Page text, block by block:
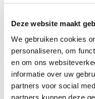
Deze website maakt
We gebruiken cookies
personaliseren, om
en om ons
informatie over uw
partners voor social
partners kunnen deze
Elke maand plaatst het
bijzonder archiefstuk uit
keer: een felicitatie die in
dit briefje van 12
felicitatie voor Aldert Boon
maar een klein papiertje,
centimeter. De reden voor
2 min